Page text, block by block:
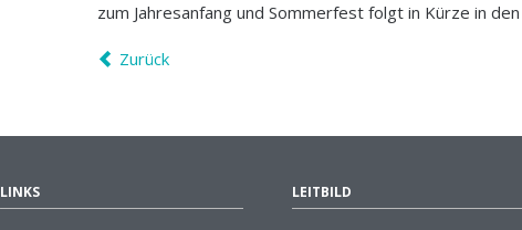
zum Jahresanfang und Sommerfest folgt in Kürze in den
Zurück
LINKS LEITBILD